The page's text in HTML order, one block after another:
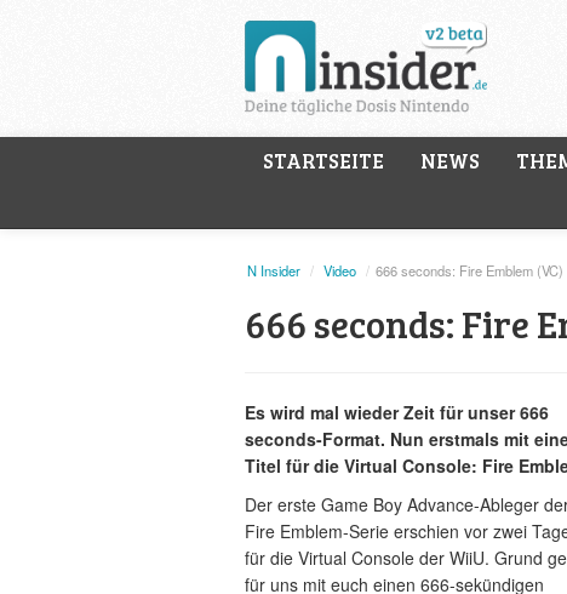
STARTSEITE NEWS
N Insider / Video / 666 seconds: Fire Emblem (VC)
666 seconds: Fire
Es wird mal wieder Zeit für unser 666
seconds-Format. Nun erstmals mit
Titel für die Virtual Console: Fire
Der erste Game Boy Advance-Ableger
Fire Emblem-Serie erschien vor zwei
für die Virtual Console der WiiU. Grund
für uns mit euch einen 666-sekündigen